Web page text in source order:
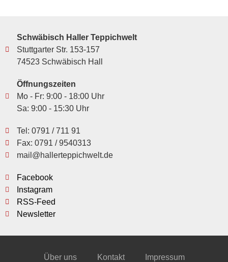
Schwäbisch Haller Teppichwelt
Stuttgarter Str. 153-157
74523 Schwäbisch Hall
Öffnungszeiten
Mo - Fr: 9:00 - 18:00 Uhr
Sa: 9:00 - 15:30 Uhr
Tel: 0791 / 711 91
Fax: 0791 / 9540313
mail@hallerteppichwelt.de
Facebook
Instagram
RSS-Feed
Newsletter
Über uns Kontakt Impressum